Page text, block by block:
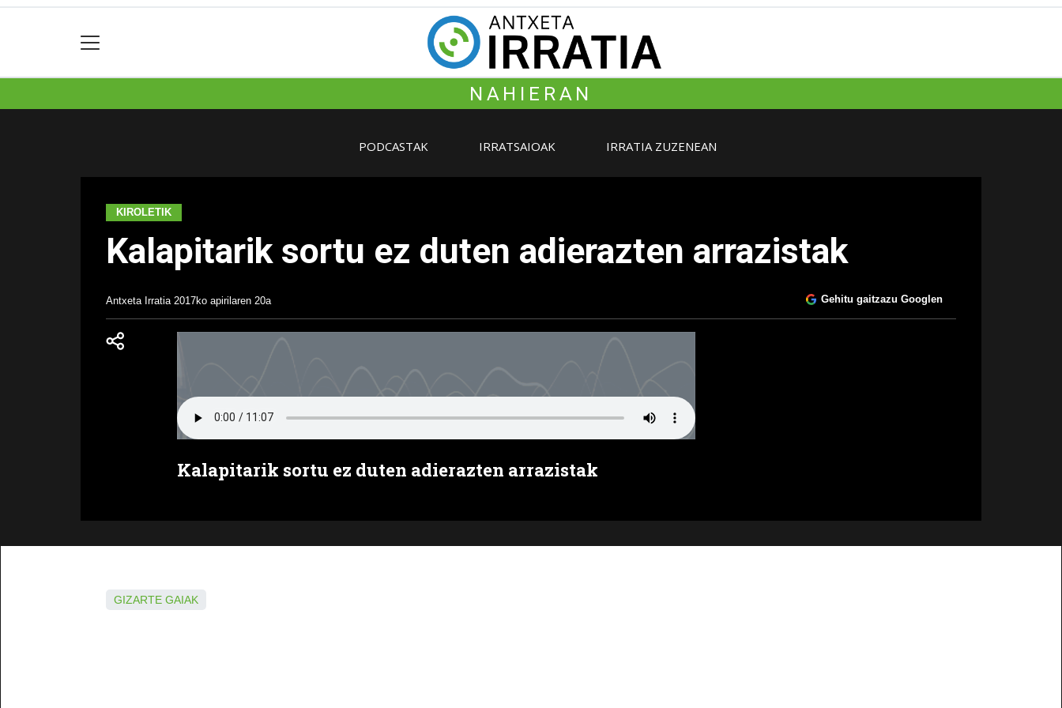
NAHIERAN
PODCASTAK IRRATSAIOAK IRRATIA ZUZENEAN
KIROLETIK
Kalapitarik sortu ez duten adierazten arrazistak
Antxeta Irratia 2017ko apirilaren 20a Gehitu gaitzazu Googlen
Kalapitarik sortu ez duten adierazten arrazistak
GIZARTE GAIAK